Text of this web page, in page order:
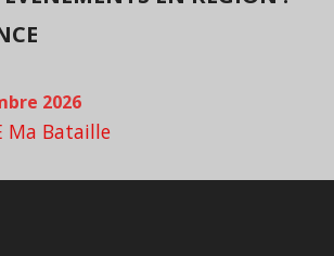
2026
Ma Bataille